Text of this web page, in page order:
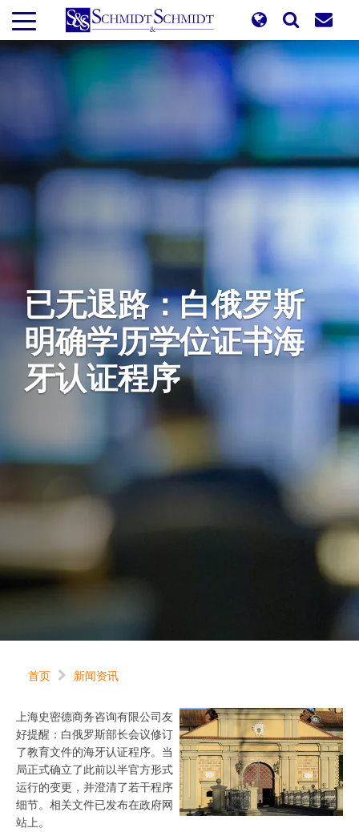
到
主
已无退路：白俄罗斯
明确学历学位证书海
牙认证程序
首页 新闻资讯
上海史密德商务咨询有限公司友
好提醒：白俄罗斯部长会议修订
了教育文件的海牙认证程序。当
局正式确立了此前以半官方形式
运行的变更，并澄清了若干程序
细节。相关文件已发布在政府网
站上。